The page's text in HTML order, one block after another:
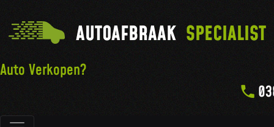
AUTOAFBRAAK SPECIALIST
Auto Verkopen?